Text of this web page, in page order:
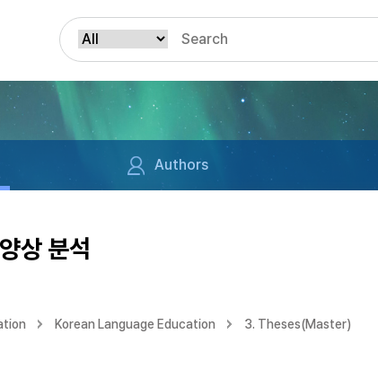
Authors
상 분석
Korean Language Education 3. Theses(Master)